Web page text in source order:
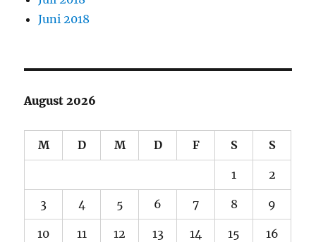
Juni 2018
August 2026
M D M D F S S
1 2
3 4 5 6 7 8 9
10 11 12 13 14 15 16